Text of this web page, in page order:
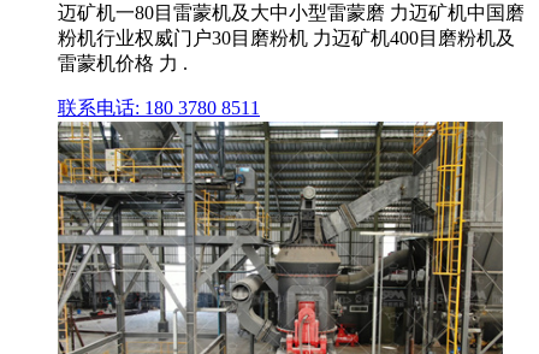
迈矿机一80目雷蒙机及大中小型雷蒙磨 力迈矿机中国磨
粉机行业权威门户30目磨粉机 力迈矿机400目磨粉机及
雷蒙机价格 力 .
联系电话: 180 3780 8511